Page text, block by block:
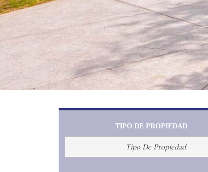
TIPO DE PROPIEDAD
Tipo De Propiedad